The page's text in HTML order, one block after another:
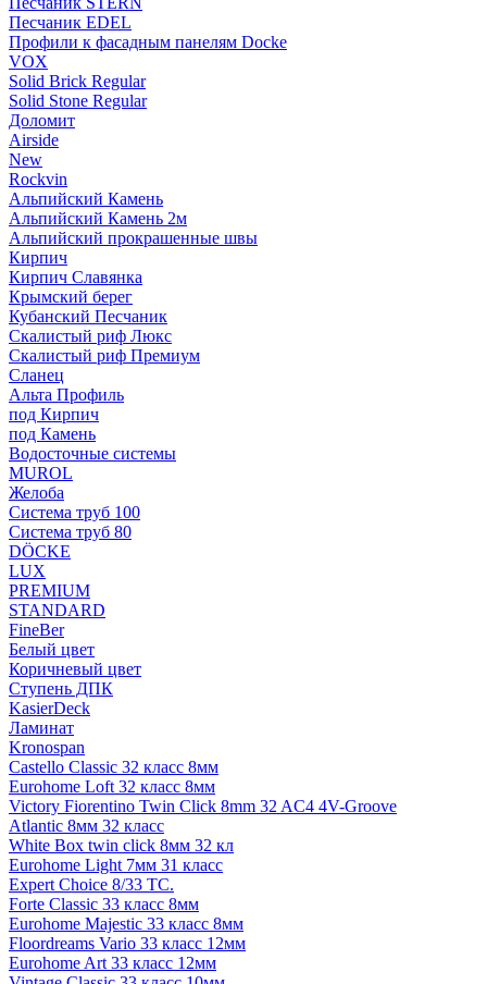
Пес­ча­ник EDEL
Профили к фасадным панелям Docke
VOX
Solid Brick Regular
Solid Stone Regular
Доломит
Airside
New
Rockvin
Альпийский Камень
Альпийский Камень 2м
Альпийский прокрашенные швы
Кирпич
Кирпич Славянка
Крымский берег
Кубанский Песчаник
Скалистый риф Люкс
Скалистый риф Премиум
Сланец
Альта Профиль
под Кирпич
под Камень
Водосточные системы
MUROL
Желоба
Система труб 100
Система труб 80
DÖCKE
LUX
PREMIUM
STANDARD
FineBer
Белый цвет
Коричневый цвет
Ступень ДПК
KasierDeck
Ламинат
Kronospan
Castello Classic 32 класс 8мм
Eurohome Loft 32 класс 8мм
Victory Fiorentino Twin Click 8mm 32 AC4 4V-Groove
Atlantic 8мм 32 класс
White Box twin click 8мм 32 кл
Eurohome Light 7мм 31 класс
Expert Choice 8/33 TC.
Forte Classic 33 класс 8мм
Eurohome Majestic 33 класс 8мм
Floordreams Vario 33 класс 12мм
Eurohome Art 33 класс 12мм